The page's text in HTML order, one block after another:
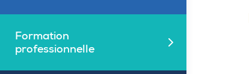
Formation
professionnelle
Fermé